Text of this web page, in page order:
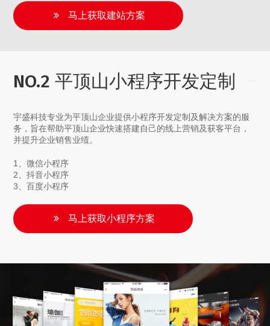
马上获取建站方案
NO.2 平顶山小程序开发定制
宇盛科技专业为平顶山企业提供小程序开发定制及解决方案的服
务，旨在帮助平顶山企业快速搭建自己的线上营销及获客平台，
并提升企业销售业绩。
1、微信小程序
2、抖音小程序
3、百度小程序
马上获取小程序方案